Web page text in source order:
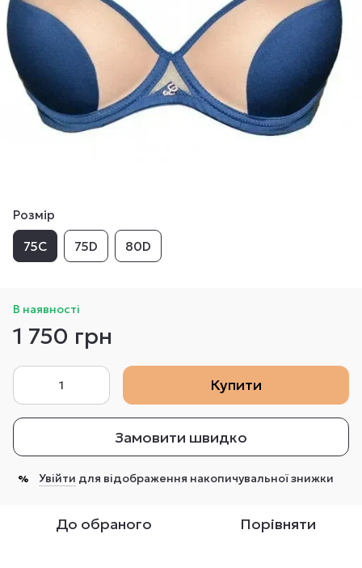
Розмір
75C 75D 80D
В наявності
1 750 грн
Купити
Замовити швидко
% Увійти для відображення накопичувальної знижки
До обраного Порівняти